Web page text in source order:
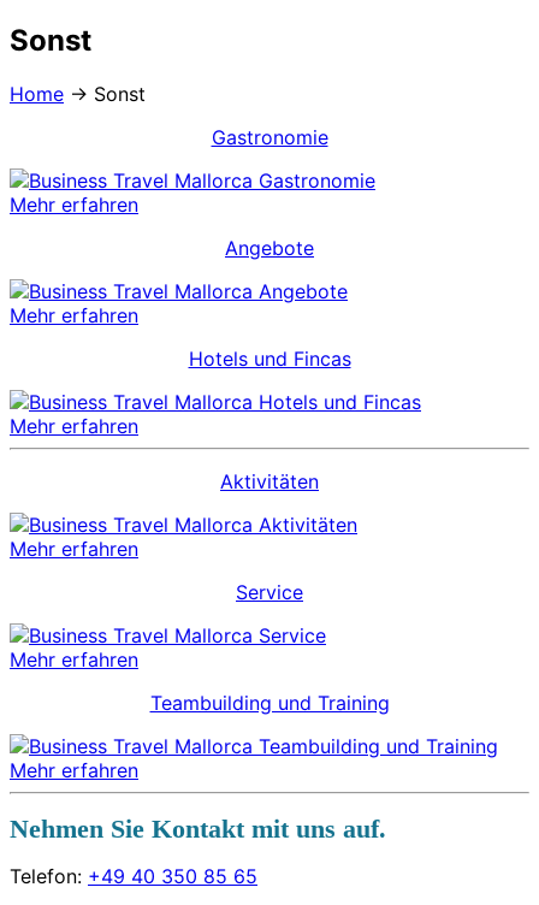
Sonst
Home → Sonst
Gastronomie
Mehr erfahren
Angebote
Mehr erfahren
Hotels und Fincas
Mehr erfahren
Aktivitäten
Mehr erfahren
Service
Mehr erfahren
Teambuilding und Training
Mehr erfahren
Nehmen Sie Kontakt mit uns auf.
Telefon: +49 40 350 85 65